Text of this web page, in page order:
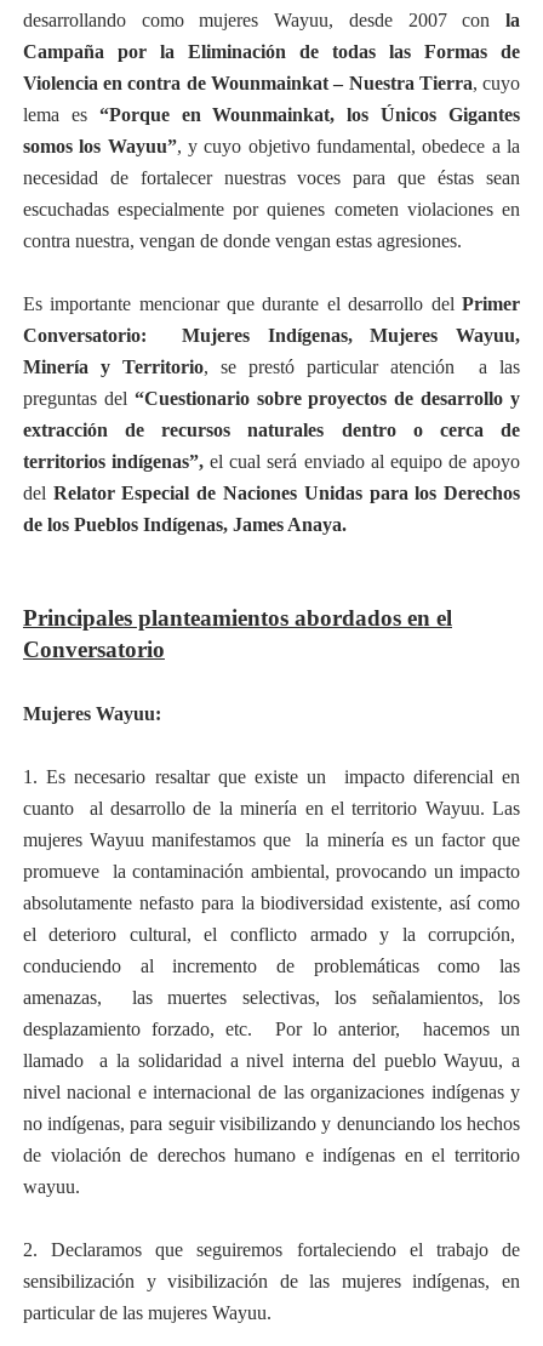
desarrollando como mujeres Wayuu, desde 2007 conla
Campaña por la Eliminación de todas las Formas de
Violencia en contra de Wounmainkat – Nuestra Tierra, cuyo
lema es “Porque en Wounmainkat, los Únicos Gigantes
somos los Wayuu”, y cuyo objetivo fundamental, obedece a la
necesidad de fortalecer nuestras voces para que éstas sean
escuchadas especialmente por quienes cometen violaciones en
contra nuestra, vengan de donde vengan estas agresiones.
Es importante mencionar que durante el desarrollo delPrimer
Conversatorio: Mujeres Indígenas, Mujeres Wayuu,
Minería y Territorio, se prestó particular atención a las
preguntas del “Cuestionario sobre proyectos de desarrollo y
extracción de recursos naturales dentro o cerca de
territorios indígenas”,el cual será enviado al equipo de apoyo
del Relator Especial de Naciones Unidas para los Derechos
de los Pueblos Indígenas, James Anaya.
Principales planteamientos abordados en el
Conversatorio
Mujeres Wayuu:
1. Es necesario resaltar que existe un impacto diferencial en
cuanto al desarrollo de la minería en el territorio Wayuu. Las
mujeres Wayuu manifestamos que la minería es un factor que
promueve la contaminación ambiental, provocando un impacto
absolutamente nefasto para la biodiversidad existente, así como
el deterioro cultural, el conflicto armado y la corrupción,
conduciendo al incremento de problemáticas comolas
amenazas, las muertes selectivas, los señalamientos, los
desplazamiento forzado, etc. Por lo anterior, hacemos un
llamado a la solidaridad a nivel interna del pueblo Wayuu, a
nivel nacional e internacional de las organizaciones indígenas y
no indígenas, para seguir visibilizando y denunciando los hechos
de violación de derechos humano e indígenas en el territorio
wayuu.
2. Declaramos que seguiremos fortaleciendo el trabajo de
sensibilización y visibilización de las mujeres indígenas, en
particular de las mujeres Wayuu.